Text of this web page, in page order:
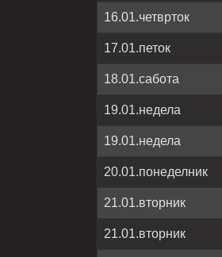
16.01.четврток
17.01.петок
18.01.сабота
19.01.недела
19.01.недела
20.01.понеделник
21.01.вторник
21.01.вторник